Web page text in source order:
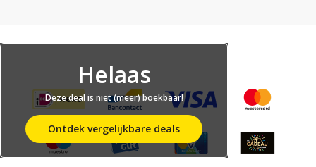
Helaas
Deze deal is niet (meer) boekbaar!
Ontdek vergelijkbare deals